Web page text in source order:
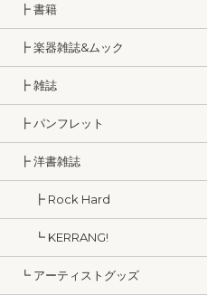
┣ 書籍
┣ 楽器雑誌&ムック
┣ 雑誌
┣ パンフレット
┣ 洋書雑誌
┣ Rock Hard
┗ KERRANG!
┗ アーティストグッズ